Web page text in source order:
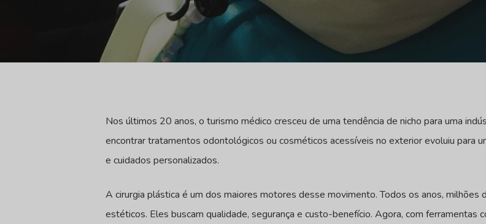
Nos últimos 20 anos, o turismo médico cresceu de uma tendência de nicho para uma
encontrar tratamentos odontológicos ou cosméticos acessíveis no exterior evoluiu para
e cuidados personalizados.
A cirurgia plástica é um dos maiores motores desse movimento. Todos os anos,
estéticos. Eles buscam qualidade, segurança e custo-benefício. Agora, com ferramentas